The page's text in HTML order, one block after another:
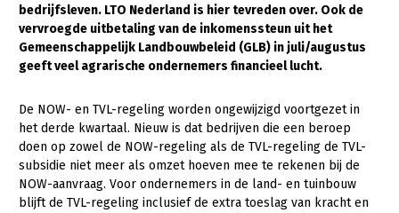
Gezonde dieren
Natuur, klimaat en energie
Platteland en omgeving
Mens, ondernemerschap en onderwijs
Internationaal
bedrijfsleven. LTO Nederland is hier tevreden over. Ook de
vervroegde uitbetaling van de inkomenssteun uit het
Gemeenschappelijk Landbouwbeleid (GLB) in juli/augustus
geeft veel agrarische ondernemers financieel lucht.
De NOW- en TVL-regeling worden ongewijzigd voortgezet in
het derde kwartaal. Nieuw is dat bedrijven die een beroep
doen op zowel de NOW-regeling als de TVL-regeling de TVL-
subsidie niet meer als omzet hoeven mee te rekenen bij de
NOW-aanvraag. Voor ondernemers in de land- en tuinbouw
blijft de TVL-regeling inclusief de extra toeslag van kracht en